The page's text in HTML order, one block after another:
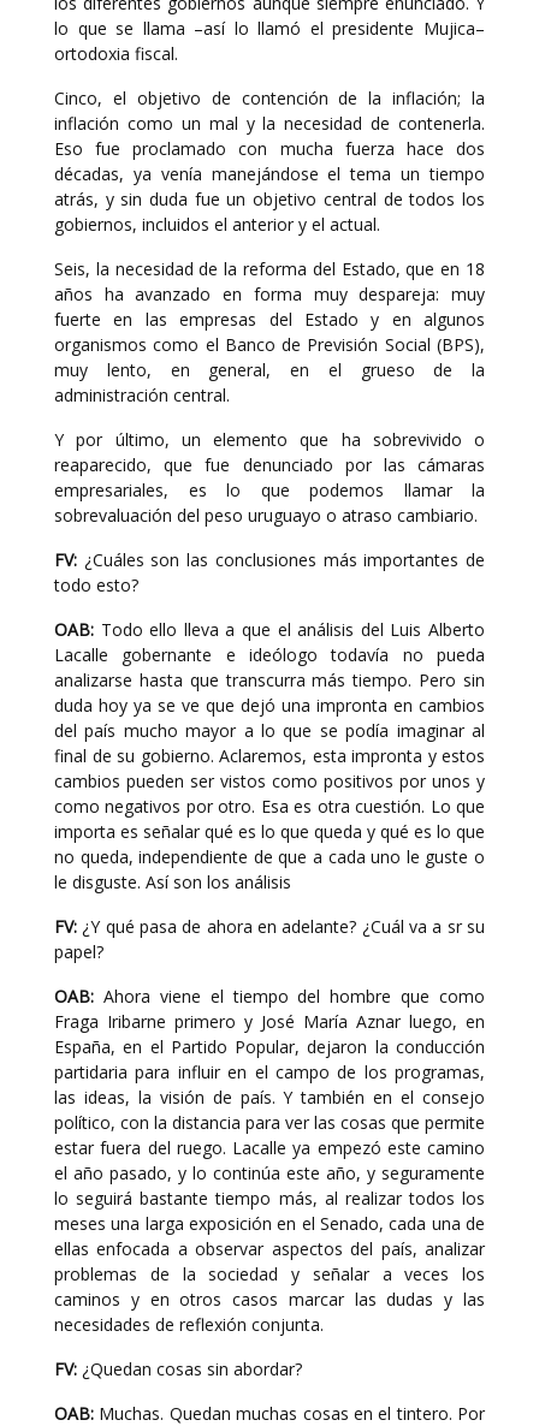
lo que se llama –así lo llamó el presidente Mujica–
ortodoxia fiscal.
Cinco, el objetivo de contención de la inflación; la
inflación como un mal y la necesidad de contenerla.
Eso fue proclamado con mucha fuerza hace dos
décadas, ya venía manejándose el tema un tiempo
atrás, y sin duda fue un objetivo central de todos los
gobiernos, incluidos el anterior y el actual.
Seis, la necesidad de la reforma del Estado, que en 18
años ha avanzado en forma muy despareja: muy
fuerte en las empresas del Estado y en algunos
organismos como el Banco de Previsión Social (BPS),
muy lento, en general, en el grueso de la
administración central.
Y por último, un elemento que ha sobrevivido o
reaparecido, que fue denunciado por las cámaras
empresariales, es lo que podemos llamar la
sobrevaluación del peso uruguayo o atraso cambiario.
FV: ¿Cuáles son las conclusiones más importantes de
todo esto?
OAB: Todo ello lleva a que el análisis del Luis Alberto
Lacalle gobernante e ideólogo todavía no pueda
analizarse hasta que transcurra más tiempo. Pero sin
duda hoy ya se ve que dejó una impronta en cambios
del país mucho mayor a lo que se podía imaginar al
final de su gobierno. Aclaremos, esta impronta y estos
cambios pueden ser vistos como positivos por unos y
como negativos por otro. Esa es otra cuestión. Lo que
importa es señalar qué es lo que queda y qué es lo que
no queda, independiente de que a cada uno le guste o
le disguste. Así son los análisis
FV: ¿Y qué pasa de ahora en adelante? ¿Cuál va a sr su
papel?
OAB: Ahora viene el tiempo del hombre que como
Fraga Iribarne primero y José María Aznar luego, en
España, en el Partido Popular, dejaron la conducción
partidaria para influir en el campo de los programas,
las ideas, la visión de país. Y también en el consejo
político, con la distancia para ver las cosas que permite
estar fuera del ruego. Lacalle ya empezó este camino
el año pasado, y lo continúa este año, y seguramente
lo seguirá bastante tiempo más, al realizar todos los
meses una larga exposición en el Senado, cada una de
ellas enfocada a observar aspectos del país, analizar
problemas de la sociedad y señalar a veces los
caminos y en otros casos marcar las dudas y las
necesidades de reflexión conjunta.
FV: ¿Quedan cosas sin abordar?
OAB: Muchas. Quedan muchas cosas en el tintero. Por